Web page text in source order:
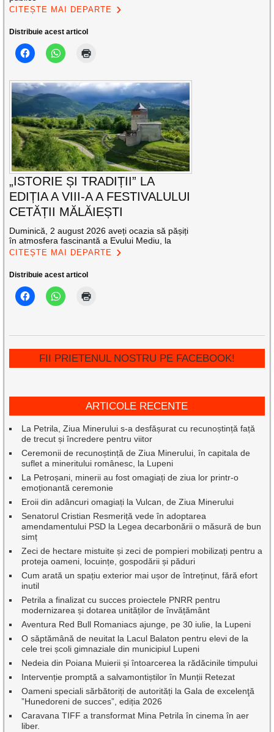
CITEȘTE MAI DEPARTE
Distribuie acest articol
„ISTORIE ȘI TRADIȚII” LA
EDIȚIA A VIII-A A FESTIVALULUI
CETĂȚII MĂLĂIEȘTI
Duminică, 2 august 2026 aveți ocazia să pășiți
în atmosfera fascinantă a Evului Mediu, la
CITEȘTE MAI DEPARTE
Distribuie acest articol
FII PRIETENUL NOSTRU PE FACEBOOK!
ARTICOLE RECENTE
La Petrila, Ziua Minerului s-a desfășurat cu recunoștință față
de trecut și încredere pentru viitor
Ceremonii de recunoștință de Ziua Minerului, în capitala de
suflet a mineritului românesc, la Lupeni
La Petroșani, minerii au fost omagiați de ziua lor printr-o
emoționantă ceremonie
Eroii din adâncuri omagiați la Vulcan, de Ziua Minerului
Senatorul Cristian Resmeriță vede în adoptarea
amendamentului PSD la Legea decarbonării o măsură de bun
simț
Zeci de hectare mistuite și zeci de pompieri mobilizați pentru a
proteja oameni, locuințe, gospodării și păduri
Cum arată un spațiu exterior mai ușor de întreținut, fără efort
inutil
Petrila a finalizat cu succes proiectele PNRR pentru
modernizarea și dotarea unităților de învățământ
Aventura Red Bull Romaniacs ajunge, pe 30 iulie, la Lupeni
O săptămână de neuitat la Lacul Balaton pentru elevi de la
cele trei școli gimnaziale din municipiul Lupeni
Nedeia din Poiana Muierii și întoarcerea la rădăcinile timpului
Intervenție promptă a salvamontiștilor în Munții Retezat
Oameni speciali sărbătoriți de autorități la Gala de excelenţă
”Hunedoreni de succes”, ediția 2026
Caravana TIFF a transformat Mina Petrila în cinema în aer
liber.